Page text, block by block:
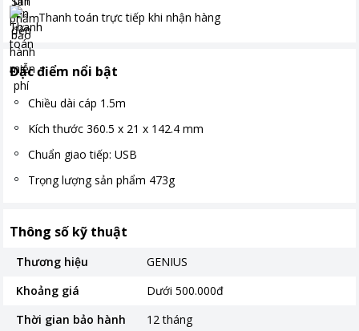
Thanh toán trực tiếp khi nhận hàng
Đặc điểm nổi bật
Chiều dài cáp 1.5m
Kích thước 360.5 x 21 x 142.4 mm
Chuẩn giao tiếp: USB
Trọng lượng sản phẩm 473g
Thông số kỹ thuật
Thương hiệu
GENIUS
Khoảng giá
Dưới 500.000đ
Thời gian bảo hành
12 tháng